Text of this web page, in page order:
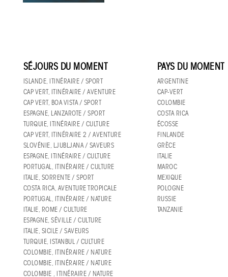
SÉJOURS DU MOMENT
ISLANDE, ITINÉRAIRE / SPORT
CAP VERT, ITINÉRAIRE / AVENTURE
CAP VERT, BOA VISTA / SPORT
ESPAGNE, LANZAROTE / SPORT
TURQUIE, ITINÉRAIRE / CULTURE
CAP VERT, ITINÉRAIRE 2 / AVENTURE
SLOVÉNIE, LJUBLJANA / SAVEURS
ESPAGNE, ITINÉRAIRE / CULTURE
PORTUGAL, ITINÉRAIRE / CULTURE
ITALIE, SORRENTE / SPORT
COSTA RICA, AVENTURE TROPICALE
PORTUGAL, ITINÉRAIRE / NATURE
ITALIE, ROME / CULTURE
ESPAGNE, SÉVILLE / CULTURE
ITALIE, SICILE / SAVEURS
TURQUIE, ISTANBUL / CULTURE
COLOMBIE, ITINÉRAIRE / NATURE
COLOMBIE, ITINÉRAIRE / NATURE
COLOMBIE , ITINÉRAIRE / NATURE
PAYS DU MOMENT
ARGENTINE
CAP-VERT
COLOMBIE
COSTA RICA
ÉCOSSE
FINLANDE
GRÈCE
ITALIE
MAROC
MEXIQUE
POLOGNE
RUSSIE
TANZANIE